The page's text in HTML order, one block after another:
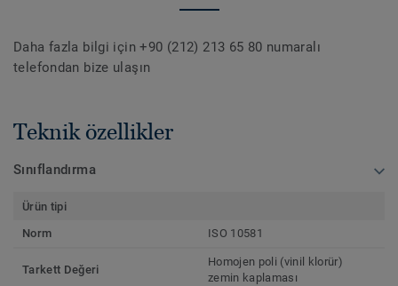
Daha fazla bilgi için +90 (212) 213 65 80 numaralı
telefondan bize ulaşın
Teknik özellikler
Sınıflandırma
Ürün tipi
Norm
ISO 10581
Tarkett Değeri
Homojen poli (vinil klorür)
zemin kaplaması